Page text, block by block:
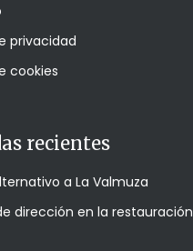
privacidad
cookies
recientes
a La Valmuza
dirección en la restauración